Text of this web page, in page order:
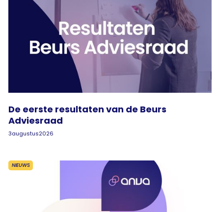
De eerste resultaten van de Beurs
Adviesraad
3augustus2026
NIEUWS